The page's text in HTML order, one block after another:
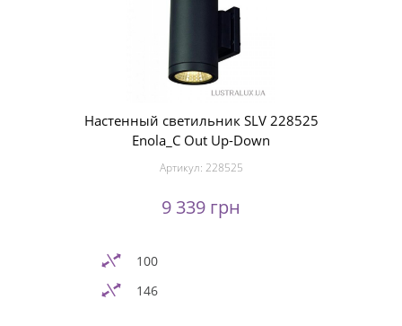
Настенный светильник SLV 228525
Enola_C Out Up-Down
Артикул: 228525
9 339 грн
100
146